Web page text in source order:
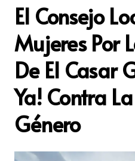
El Consejo
Mujeres Por
De El Casar
Ya! Contra
Género